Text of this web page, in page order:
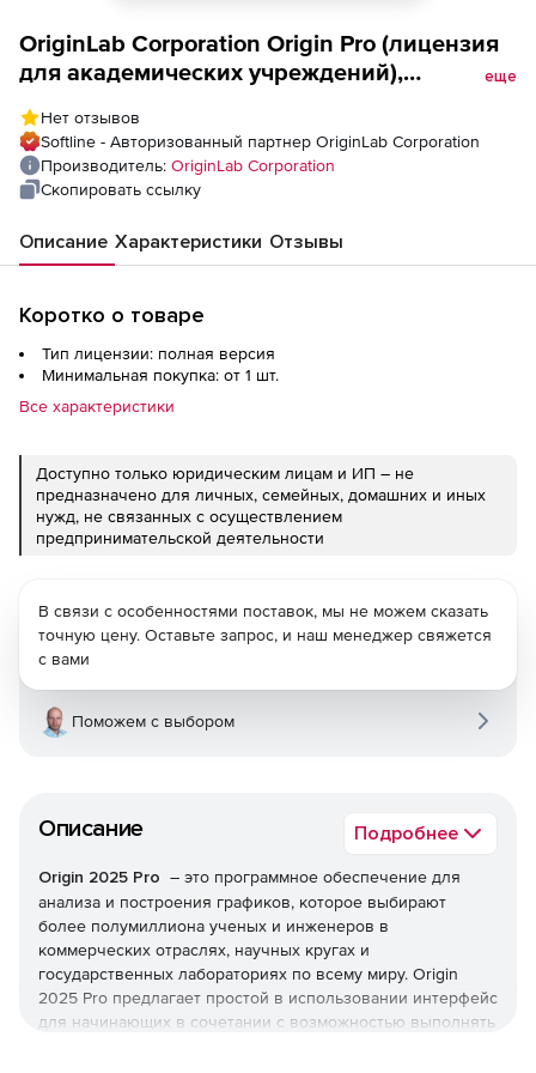
OriginLab Corporation Origin Pro (лицензия
для академических учреждений),
еще
Нет отзывов
Softline - Авторизованный партнер OriginLab Corporation
Производитель: OriginLab Corporation
Скопировать ссылку
Описание Характеристики Отзывы
Коротко о товаре
Тип лицензии: полная версия
Минимальная покупка: от 1 шт.
Все характеристики
Доступно только юридическим лицам и ИП – не
предназначено для личных, семейных, домашних и иных
нужд, не связанных с осуществлением
предпринимательской деятельности
Описание Подробнее
Origin 2025 Pro – это программное обеспечение для
анализа и построения графиков, которое выбирают
более полумиллиона ученых и инженеров в
коммерческих отраслях, научных кругах и
государственных лабораториях по всему миру. Origin
2025 Pro предлагает простой в использовании интерфейс
для начинающих в сочетании с возможностью выполнять
В связи с особенностями поставок, мы не можем сказать
точную цену. Оставьте запрос, и наш менеджер свяжется
с вами
Поможем с выбором